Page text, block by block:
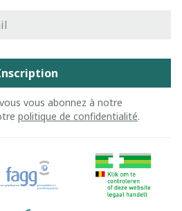
vous abonnez à notre
politique de confidentialité.